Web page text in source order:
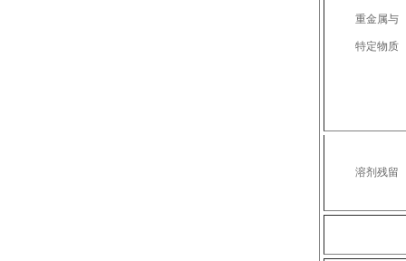
重金属与
特定物质
溶剂残留